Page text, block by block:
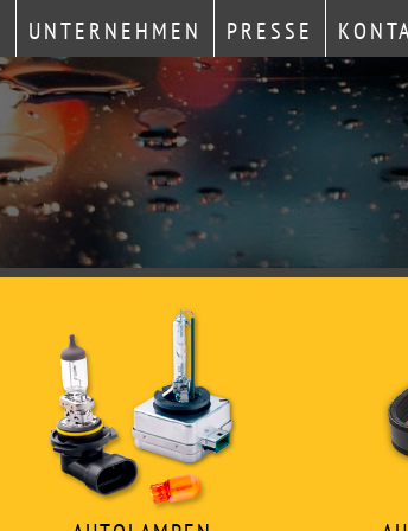
UNTERNEHMEN PRESSE